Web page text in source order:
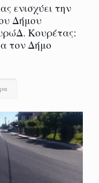
ενισχύει την
Δήμου
Κουρέτας:
τον Δήμο